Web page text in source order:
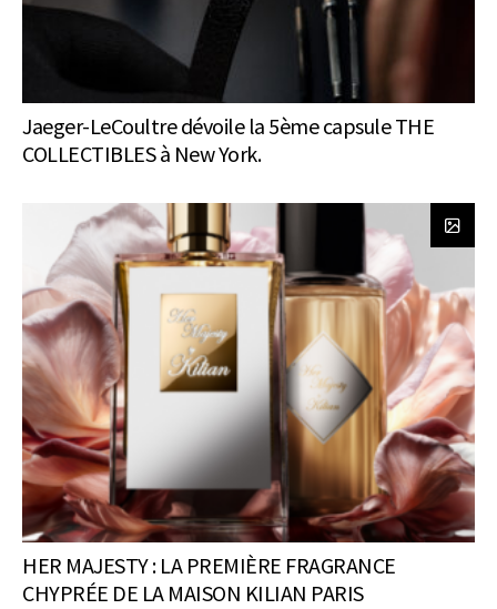
Jaeger-LeCoultre dévoile la 5ème capsule THE
COLLECTIBLES à New York.
HER MAJESTY : LA PREMIÈRE FRAGRANCE
CHYPRÉE DE LA MAISON KILIAN PARIS